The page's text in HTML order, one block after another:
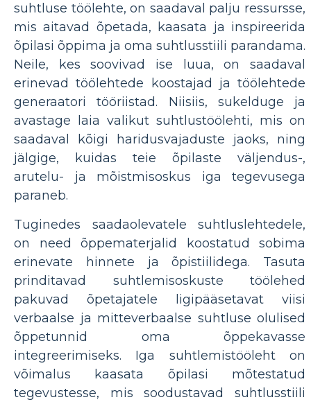
suhtluse töölehte, on saadaval palju ressursse,
mis aitavad õpetada, kaasata ja inspireerida
õpilasi õppima ja oma suhtlusstiili parandama.
Neile, kes soovivad ise luua, on saadaval
erinevad töölehtede koostajad ja töölehtede
generaatori tööriistad. Niisiis, sukelduge ja
avastage laia valikut suhtlustöölehti, mis on
saadaval kõigi haridusvajaduste jaoks, ning
jälgige, kuidas teie õpilaste väljendus-,
arutelu- ja mõistmisoskus iga tegevusega
paraneb.
Tuginedes saadaolevatele suhtluslehtedele,
on need õppematerjalid koostatud sobima
erinevate hinnete ja õpistiilidega. Tasuta
prinditavad suhtlemisoskuste töölehed
pakuvad õpetajatele ligipääsetavat viisi
verbaalse ja mitteverbaalse suhtluse olulised
õppetunnid oma õppekavasse
integreerimiseks. Iga suhtlemistööleht on
võimalus kaasata õpilasi mõtestatud
tegevustesse, mis soodustavad suhtlusstiili